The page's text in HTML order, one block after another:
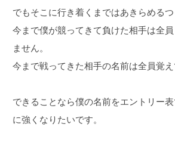
でもそこに行き着くまではあきらめるつ
今まで僕が競ってきて負けた相手は全
ません。
今まで戦ってきた相手の名前は全員覚え
できることなら僕の名前をエントリー
に強くなりたいです。